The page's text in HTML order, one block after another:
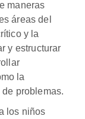
maneras
áreas del
y la
y estructurar
la
problemas.
los niños